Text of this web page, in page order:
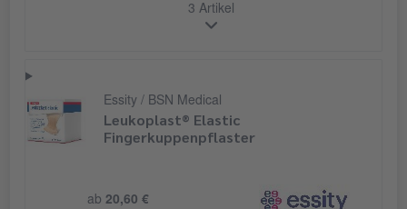
3 Artikel
Essity / BSN Medical
Leukoplast® Elastic
Fingerkuppenpflaster
ab 20,60 €